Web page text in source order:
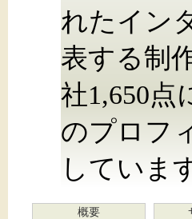
れたイン
表する制
社1,650
のプロフ
していま
概要